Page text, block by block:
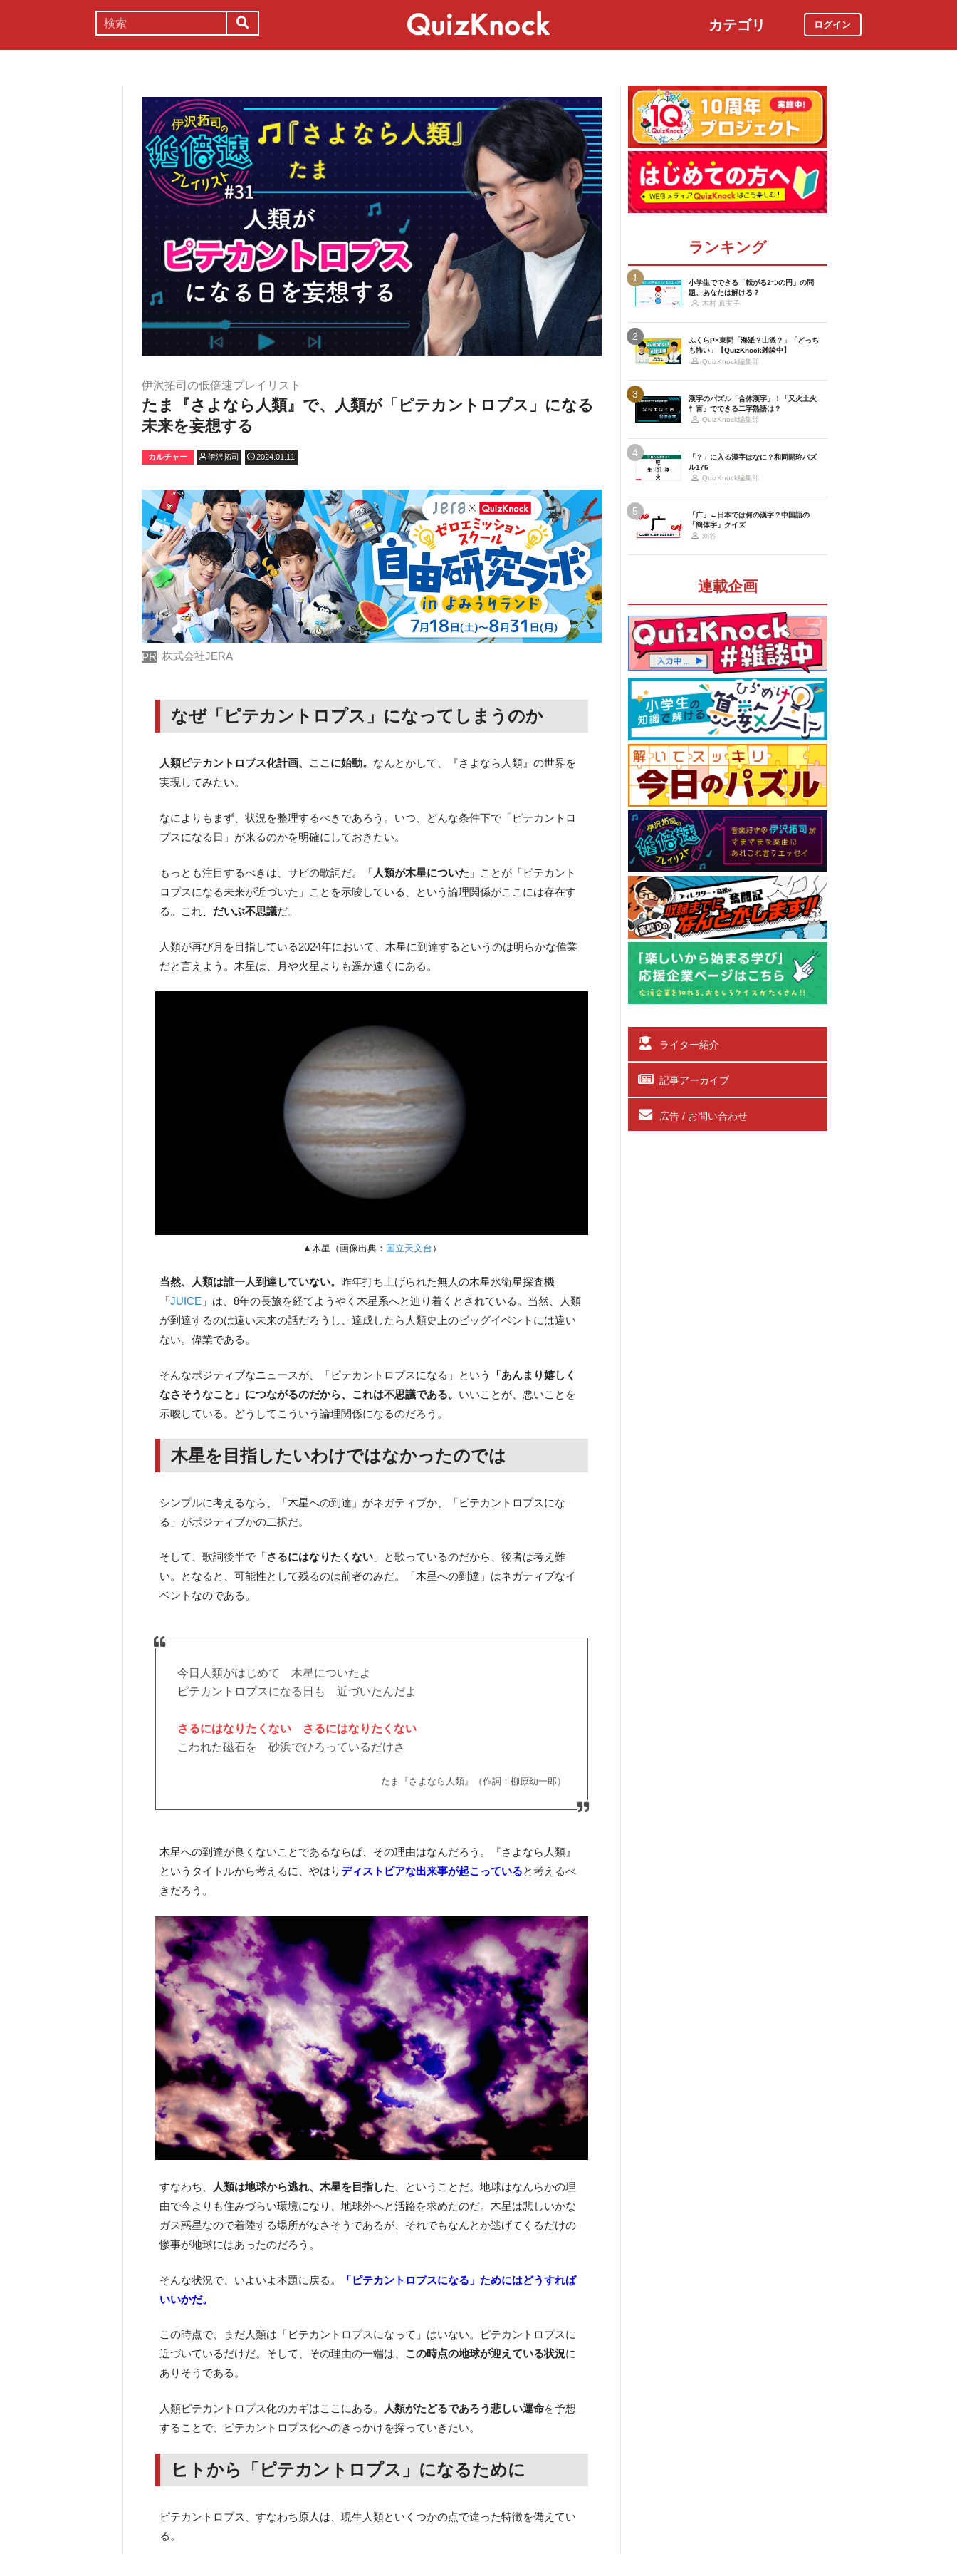
カテゴリ ログイン
伊沢拓司の低倍速プレイリスト
たま『さよなら人類』で、人類が「ピテカントロプス」になる
未来を妄想する
カルチャー 伊沢拓司 2024.01.11
PR 株式会社JERA
なぜ「ピテカントロプス」になってしまうのか
人類ピテカントロプス化計画、ここに始動。 なんとかして、『さよなら人類』の世界を
実現してみたい。
なによりもまず、状況を整理するべきであろう。いつ、どんな条件下で「ピテカントロ
プスになる日」が来るのかを明確にしておきたい。
もっとも注目するべきは、サビの歌詞だ。「 人類が木星についた 」ことが「ピテカント
ロプスになる未来が近づいた」ことを示唆している、という論理関係がここには存在す
る。これ、 だいぶ不思議だ。
人類が再び月を目指している2024年において、木星に到達するというのは明らかな偉業
だと言えよう。木星は、月や火星よりも遥か遠くにある。
▲木星（画像出典： 国立天文台 ）
当然、人類は誰一人到達していない。昨年打ち上げられた無人の木星氷衛星探査機
「JUICE 」は、8年の長旅を経てようやく木星系へと辿り着くとされている。当然、人類
が到達するのは遠い未来の話だろうし、達成したら人類史上のビッグイベントには違い
ない。偉業である。
そんなポジティブなニュースが、「ピテカントロプスになる」という
「あんまり嬉しく
なさそうなこと」につながるのだから、これは不思議である。 いいことが、悪いことを
示唆している。どうしてこういう論理関係になるのだろう。
木星を目指したいわけではなかったのでは
シンプルに考えるなら、「木星への到達」がネガティブか、「ピテカントロプスにな
る」がポジティブかの二択だ。
そして、歌詞後半で「さるにはなりたくない 」と歌っているのだから、後者は考え難
い。となると、可能性として残るのは前者のみだ。「木星への到達」はネガティブなイ
ベントなのである。
今日人類がはじめて 木星についたよ
ピテカントロプスになる日も 近づいたんだよ
さるにはなりたくない さるにはなりたくない
こわれた磁石を 砂浜でひろっているだけさ
たま『さよなら人類』（作詞：柳原幼一郎）
木星への到達が良くないことであるならば、その理由はなんだろう。『さよなら人類』
というタイトルから考えるに、やはりディストピアな出来事が起こっていると考えるべ
きだろう。
すなわち、 人類は地球から逃れ、木星を目指した 、ということだ。地球はなんらかの理
由で今よりも住みづらい環境になり、地球外へと活路を求めたのだ。木星は悲しいかな
ガス惑星なので着陸する場所がなさそうであるが、それでもなんとか逃げてくるだけの
惨事が地球にはあったのだろう。
そんな状況で、いよいよ本題に戻る。
「ピテカントロプスになる」ためにはどうすれば
いいかだ。
この時点で、まだ人類は「ピテカントロプスになって」はいない。ピテカントロプスに
近づいているだけだ。そして、その理由の一端は、 この時点の地球が迎えている状況に
ありそうである。
人類ピテカントロプス化のカギはここにある。 人類がたどるであろう悲しい運命を予想
することで、ピテカントロプス化へのきっかけを探っていきたい。
ヒトから「ピテカントロプス」になるために
ピテカントロプス、すなわち原人は、現生人類といくつかの点で違った特徴を備えてい
る。
ランキング
1
小学生でできる「転がる2つの円」の問
題、あなたは解ける？
木村 真実子
2
ふくらP×東問「海派？山派？」「どっち
も怖い」【QuizKnock雑談中】
QuizKnock編集部
3
漢字のパズル「合体漢字」！「又火土火
忄言」でできる二字熟語は？
QuizKnock編集部
4
「？」に入る漢字はなに？和同開珎パズ
ル176
QuizKnock編集部
5
「广」←日本では何の漢字？中国語の
「簡体字」クイズ
刈谷
連載企画
ライター紹介
記事アーカイブ
広告 / お問い合わせ